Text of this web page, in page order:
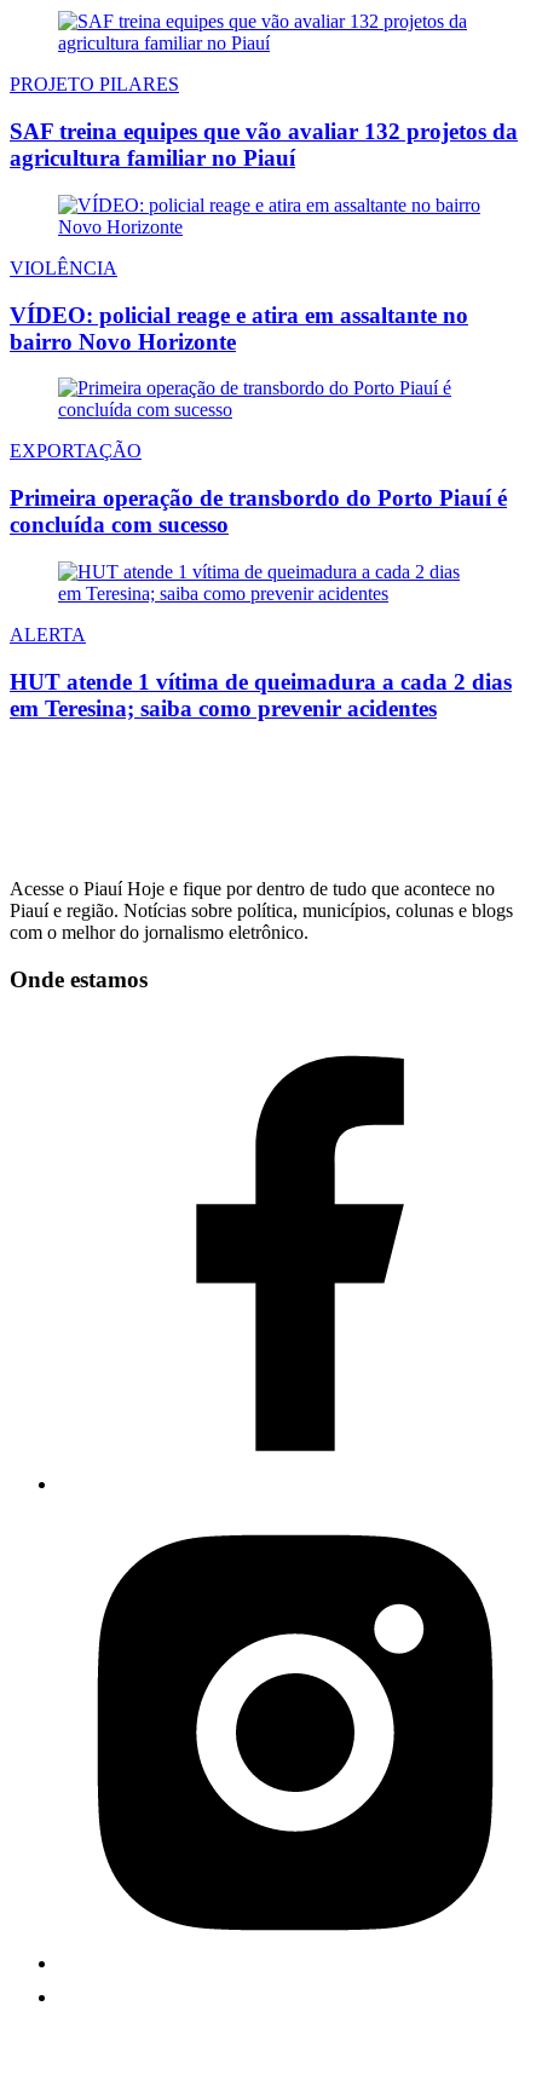
PROJETO PILARES
SAF treina equipes que vão avaliar 132 projetos da
agricultura familiar no Piauí
VIOLÊNCIA
VÍDEO: policial reage e atira em assaltante no
bairro Novo Horizonte
EXPORTAÇÃO
Primeira operação de transbordo do Porto Piauí é
concluída com sucesso
ALERTA
HUT atende 1 vítima de queimadura a cada 2 dias
em Teresina; saiba como prevenir acidentes
Acesse o Piauí Hoje e fique por dentro de tudo que acontece no
Piauí e região. Notícias sobre política, municípios, colunas e blogs
com o melhor do jornalismo eletrônico.
Onde estamos